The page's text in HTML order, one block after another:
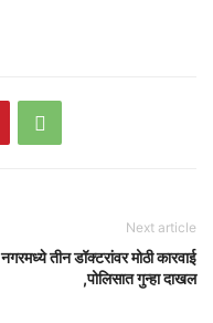
Next article
नगरमध्ये तीन डॉक्टरांवर मोठी कारवाई
,पोलिसात गुन्हा दाखल